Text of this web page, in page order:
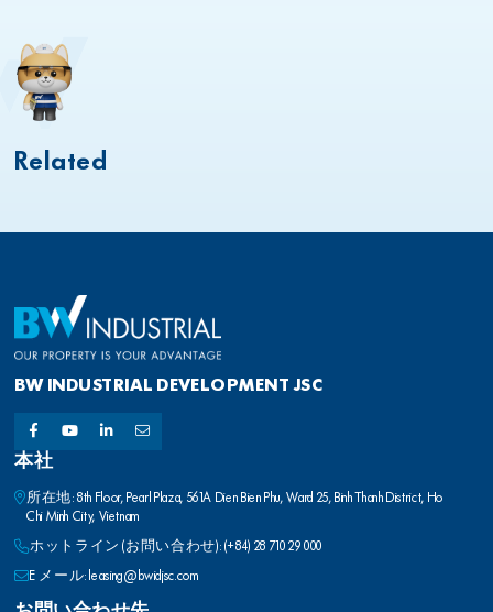
Related
BW INDUSTRIAL DEVELOPMENT JSC
本社
所在地: 8th Floor, Pearl Plaza, 561A Dien Bien Phu, Ward 25, Binh Thanh District, Ho
Chi Minh City, Vietnam
ホットライン (お問い合わせ): (+84) 28 710 29 000
E メール: leasing@bwidjsc.com